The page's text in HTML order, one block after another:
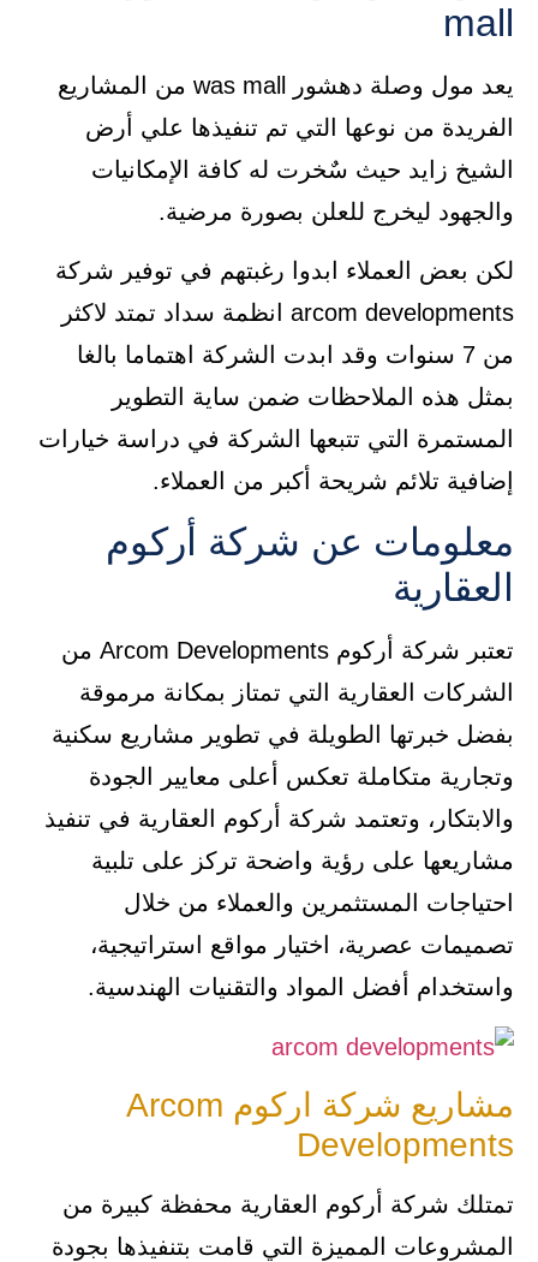
mall
يعد مول وصلة دهشور was mall من المشاريع
الفريدة من نوعها التي تم تنفيذها علي أرض
الشيخ زايد حيث سٌخرت له كافة الإمكانيات
والجهود ليخرج للعلن بصورة مرضية.
لكن بعض العملاء ابدوا رغبتهم في توفير شركة
arcom developments انظمة سداد تمتد لاكثر
من 7 سنوات وقد ابدت الشركة اهتماما بالغا
بمثل هذه الملاحظات ضمن ساية التطوير
المستمرة التي تتبعها الشركة في دراسة خيارات
إضافية تلائم شريحة أكبر من العملاء.
معلومات عن شركة أركوم
العقارية
تعتبر شركة أركوم Arcom Developments من
الشركات العقارية التي تمتاز بمكانة مرموقة
بفضل خبرتها الطويلة في تطوير مشاريع سكنية
وتجارية متكاملة تعكس أعلى معايير الجودة
والابتكار، وتعتمد شركة أركوم العقارية في تنفيذ
مشاريعها على رؤية واضحة تركز على تلبية
احتياجات المستثمرين والعملاء من خلال
تصميمات عصرية، اختيار مواقع استراتيجية،
واستخدام أفضل المواد والتقنيات الهندسية.
مشاريع شركة اركوم Arcom
Developments
تمتلك شركة أركوم العقارية محفظة كبيرة من
المشروعات المميزة التي قامت بتنفيذها بجودة